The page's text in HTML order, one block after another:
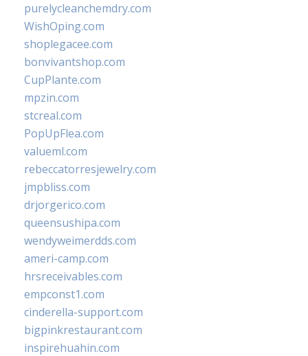
purelycleanchemdry.com
WishOping.com
shoplegacee.com
bonvivantshop.com
CupPlante.com
mpzin.com
stcreal.com
PopUpFlea.com
valueml.com
rebeccatorresjewelry.com
jmpbliss.com
drjorgerico.com
queensushipa.com
wendyweimerdds.com
ameri-camp.com
hrsreceivables.com
empconst1.com
cinderella-support.com
bigpinkrestaurant.com
inspirehuahin.com